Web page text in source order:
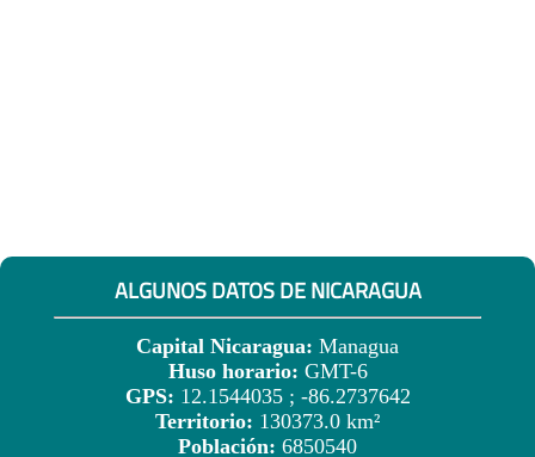
ALGUNOS DATOS DE NICARAGUA
Capital Nicaragua: Managua
Huso horario: GMT-6
GPS: 12.1544035 ; -86.2737642
Territorio: 130373.0 km²
Población: 6850540